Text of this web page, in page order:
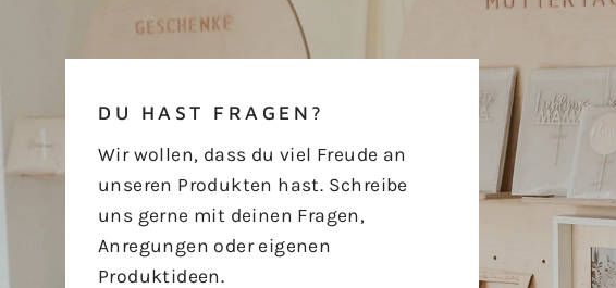
DU HAST FRAGEN?
Wir wollen, dass du viel Freude an
unseren Produkten hast. Schreibe
uns gerne mit deinen Fragen,
Anregungen oder eigenen
Produktideen.